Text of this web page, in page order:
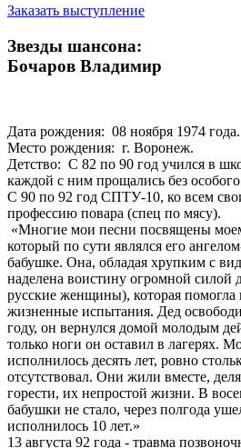
Заказать выступление
Звезды шансона:
Бочаров Владимир
Дата рождения: 08 ноября 1974 года.
Место рождения: г. Воронеж.
Детство: С 82 по 90 год учился в
каждой с ним прощались без
С 90 по 92 год СПТУ-10, ко всем
профессию повара (спец по мясу).
«Многие мои песни посвящены
который по сути являлся его
бабушке. Она, обладая хрупким с
наделена воистину огромной силой
русские женщины), которая помогла
жизненные испытания. Дед
году, он вернулся домой молодым
только ноги он оставил в лагерях.
исполнилось десять лет, ровно
отсутствовал. Они жили вместе,
горести, их непростой жизни. В
бабушки не стало, через полгода
исполнилось 10 лет.»
13 августа 92 года - травма